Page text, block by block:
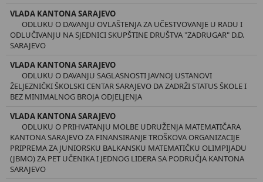
VLADA KANTONA SARAJEVO
ODLUKU O DAVANJU OVLAŠTENJA ZA UČESTVOVANJE U RADU I
ODLUČIVANJU NA SJEDNICI SKUPŠTINE DRUŠTVA "ZADRUGAR" D.D.
SARAJEVO
VLADA KANTONA SARAJEVO
ODLUKU O DAVANJU SAGLASNOSTI JAVNOJ USTANOVI
ŽELJEZNIČKI ŠKOLSKI CENTAR SARAJEVO DA ZADRŽI STATUS ŠKOLE I
BEZ MINIMALNOG BROJA ODJELJENJA
VLADA KANTONA SARAJEVO
ODLUKU O PRIHVATANJU MOLBE UDRUŽENJA MATEMATIČARA
KANTONA SARAJEVO ZA FINANSIRANJE TROŠKOVA ORGANIZACIJE
PRIPREMA ZA JUNIORSKU BALKANSKU MATEMATIČKU OLIMPIJADU
(JBMO) ZA PET UČENIKA I JEDNOG LIDERA SA PODRUČJA KANTONA
SARAJEVO